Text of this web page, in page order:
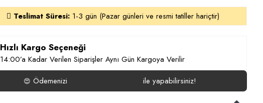
Teslimat Süresi: 1-3 gün (Pazar günleri ve resmi tatiller hariçtir)
Hızlı Kargo Seçeneği
14:00’a Kadar Verilen Siparişler Aynı Gün Kargoya Verilir
😍 Ödemenizi
ile yapabilirsiniz!